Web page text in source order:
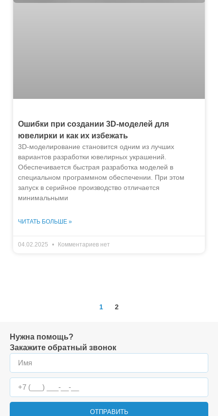
Ошибки при создании 3D-моделей для
ювелирки и как их избежать
3D-моделирование становится одним из лучших
вариантов разработки ювелирных украшений.
Обеспечивается быстрая разработка моделей в
специальном программном обеспечении. При этом
запуск в серийное производство отличается
минимальными
ЧИТАТЬ БОЛЬШЕ »
04.02.2025 Комментариев нет
1 2
Нужна помощь?
Закажите обратный звонок
ОТПРАВИТЬ